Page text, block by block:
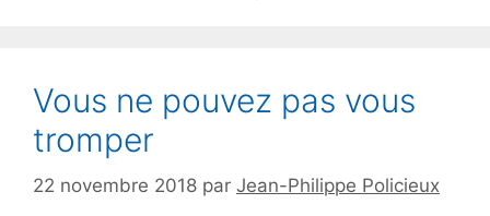
Vous ne pouvez pas vous
tromper
22 novembre 2018 par Jean-Philippe Policieux